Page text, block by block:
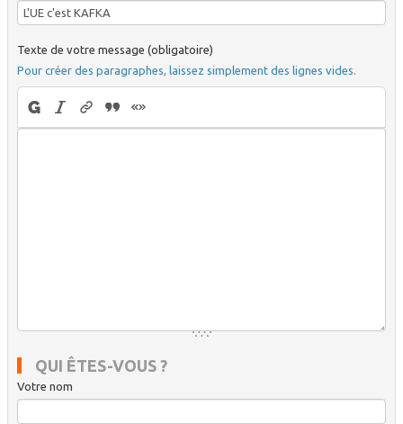
Texte de votre message (obligatoire)
Pour créer des paragraphes, laissez simplement des lignes vides.
QUI ÊTES-VOUS ?
Votre nom